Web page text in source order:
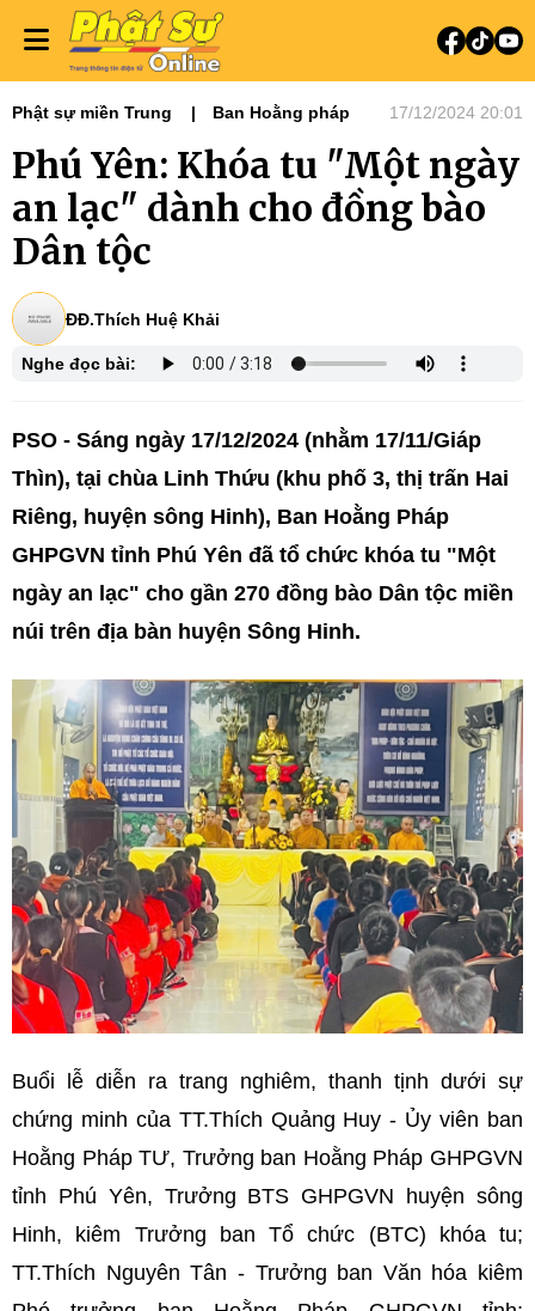
Phật sự miền Trung Ban Hoằng pháp 17/12/2024 20:01
Phú Yên: Khóa tu "Một ngày
an lạc" dành cho đồng bào
Dân tộc
ĐĐ.Thích Huệ Khải
Nghe đọc bài:
PSO - Sáng ngày 17/12/2024 (nhằm 17/11/Giáp
Thìn), tại chùa Linh Thứu (khu phố 3, thị trấn Hai
Riêng, huyện sông Hinh), Ban Hoằng Pháp
GHPGVN tỉnh Phú Yên đã tổ chức khóa tu "Một
ngày an lạc" cho gần 270 đồng bào Dân tộc miền
núi trên địa bàn huyện Sông Hinh.
Buổi lễ diễn ra trang nghiêm, thanh tịnh dưới sự
chứng minh của TT.Thích Quảng Huy - Ủy viên ban
Hoằng Pháp TƯ, Trưởng ban Hoằng Pháp GHPGVN
tỉnh Phú Yên, Trưởng BTS GHPGVN huyện sông
Hinh, kiêm Trưởng ban Tổ chức (BTC) khóa tu;
TT.Thích Nguyên Tân - Trưởng ban Văn hóa kiêm